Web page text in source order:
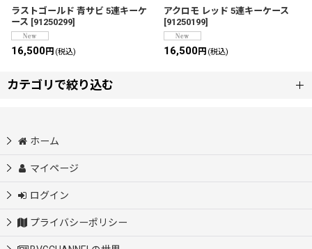
ラストゴールド 青サビ 5連キーケ
ース [91250299]
16,500円 (税込)
アクロモ レッド 5連キーケース
[91250199]
16,500円 (税込)
カテゴリで絞り込む
カードケース
キーケース
ホーム
マイページ
ログイン
プライバシーポリシー